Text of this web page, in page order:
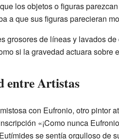
los objetos o figuras
a que sus figuras parecieran
grosores de líneas y lavados
si la gravedad actuara sobre
entre Artistas
con Eufronio, otro pintor
«¡Como nunca
se sentía orgulloso de